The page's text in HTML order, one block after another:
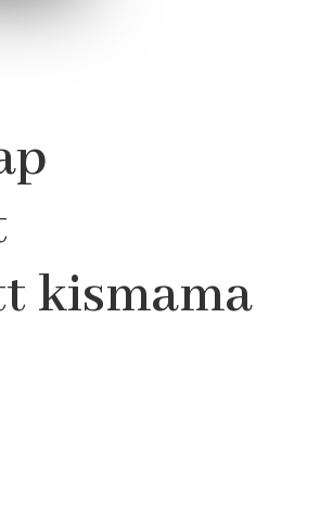
kismama